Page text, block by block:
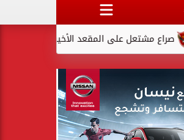
على المقعد الأخير في كأس السوبر